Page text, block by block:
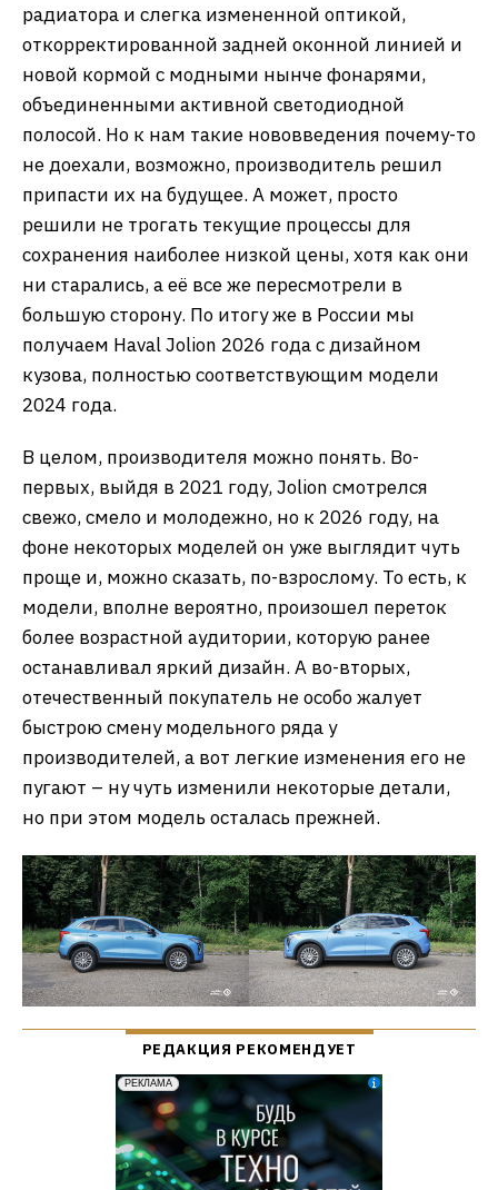
радиатора и слегка измененной оптикой,
откорректированной задней оконной линией и
новой кормой с модными нынче фонарями,
объединенными активной светодиодной
полосой. Но к нам такие нововведения почему-то
не доехали, возможно, производитель решил
припасти их на будущее. А может, просто
решили не трогать текущие процессы для
сохранения наиболее низкой цены, хотя как они
ни старались, а её все же пересмотрели в
большую сторону. По итогу же в России мы
получаем Haval Jolion 2026 года с дизайном
кузова, полностью соответствующим модели
2024 года.
В целом, производителя можно понять. Во-
первых, выйдя в 2021 году, Jolion смотрелся
свежо, смело и молодежно, но к 2026 году, на
фоне некоторых моделей он уже выглядит чуть
проще и, можно сказать, по-взрослому. То есть, к
модели, вполне вероятно, произошел переток
более возрастной аудитории, которую ранее
останавливал яркий дизайн. А во-вторых,
отечественный покупатель не особо жалует
быстрою смену модельного ряда у
производителей, а вот легкие изменения его не
пугают – ну чуть изменили некоторые детали,
но при этом модель осталась прежней.